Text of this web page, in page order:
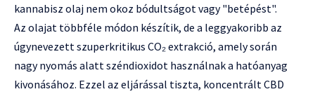
kannabisz olaj nem okoz bódultságot vagy "betépést".
Az olajat többféle módon készítik, de a leggyakoribb az
úgynevezett szuperkritikus CO₂ extrakció, amely során
nagy nyomás alatt széndioxidot használnak a hatóanyag
kivonásához. Ezzel az eljárással tiszta, koncentrált CBD